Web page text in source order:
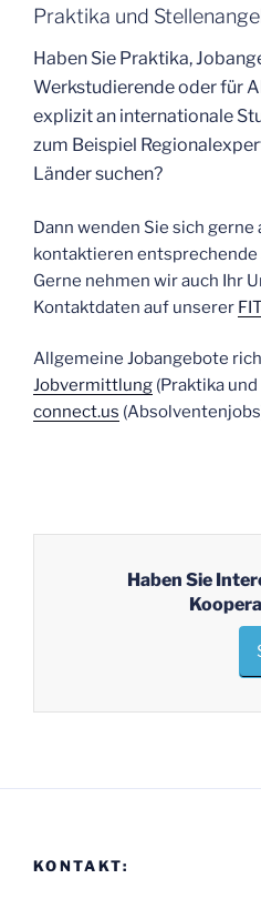
Praktika und
Haben Sie Praktika,
Werkstudierende oder für
explizit an internationale
zum Beispiel
Länder suchen?
Dann wenden Sie sich gerne
kontaktieren
Gerne nehmen wir auch Ihr
Kontaktdaten auf unserer
Allgemeine Jobangebote
Jobvermittlung (Praktika
connect.us
Haben Sie
KONTAKT: